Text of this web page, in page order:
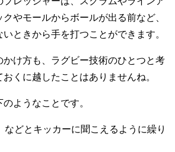
やモールからボールが出る前など、
ときから手を打つことができます。
かけ方も、ラグビー技術のひとつと考
くに越したことはありませんね。
ようなことです。
などとキッカーに聞こえるように繰り